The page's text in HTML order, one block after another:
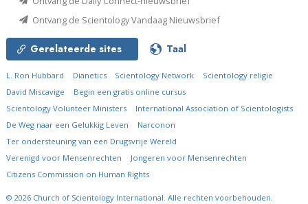
Ontvang de Scientology Vandaag Nieuwsbrief
Gerelateerde sites Taal
L. Ron Hubbard Dianetics Scientology Network
Scientology religie
David Miscavige
Begin een gratis online cursus
Scientology Volunteer Ministers
International Association of Scientologists
De Weg naar een Gelukkig Leven
Narconon
Ter ondersteuning van een Drugsvrije Wereld
Verenigd voor Mensenrechten
Jongeren voor Mensenrechten
Citizens Commission on Human Rights
© 2026 Church of Scientology International. Alle rechten voorbehouden.